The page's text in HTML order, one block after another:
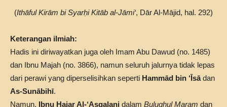
(Ithāful Kirām bi Syarḥi Kitāb al-Jāmi‘, Dār Al-Mājid, hal. 292)
Keterangan ilmiah:
Hadis ini diriwayatkan juga oleh Imam Abu Dawud (no. 1485)
dan Ibnu Majah (no. 3866), namun seluruh jalurnya tidak lepas
dari perawi yang diperselisihkan seperti Hammād bin ‘Īsādan
As-Sunābihī.
Namun, Ibnu Hajar Al-‘Asqalani dalam Bulughul Maram dan